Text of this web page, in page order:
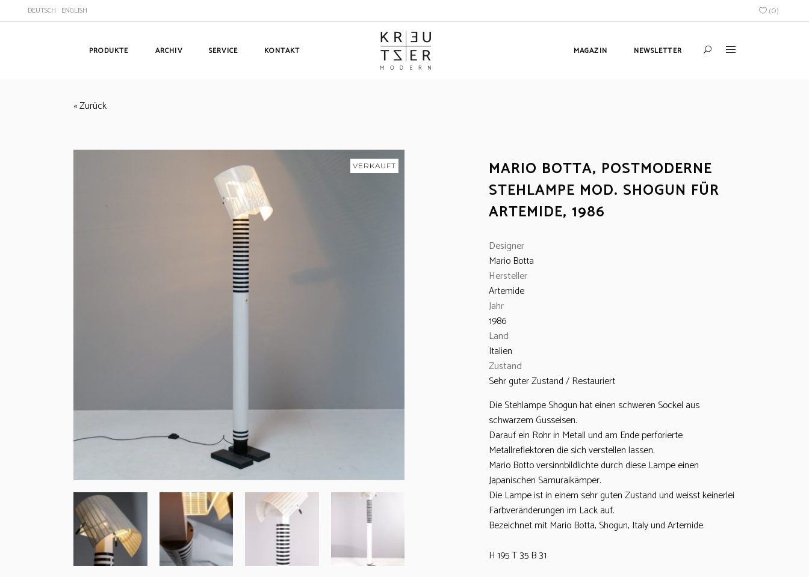
DEUTSCH ENGLISH (0)
PRODUKTE ARCHIV SERVICE KONTAKT MAGAZIN NEWSLETTER
« Zurück
VERKAUFT
MARIO BOTTA, POSTMODERNE
STEHLAMPE MOD. SHOGUN FÜR
ARTEMIDE, 1986
Designer
Mario Botta
Hersteller
Artemide
Jahr
1986
Land
Italien
Zustand
Sehr guter Zustand / Restauriert
Die Stehlampe Shogun hat einen schweren Sockel aus
schwarzem Gusseisen.
Darauf ein Rohr in Metall und am Ende perforierte
Metallreflektoren die sich verstellen lassen.
Mario Botto versinnbildlichte durch diese Lampe einen
Japanischen Samuraikämper.
Die Lampe ist in einem sehr guten Zustand und weisst keinerlei
Farbveränderungen im Lack auf.
Bezeichnet mit Mario Botta, Shogun, Italy und Artemide.
H 195 T 35 B 31